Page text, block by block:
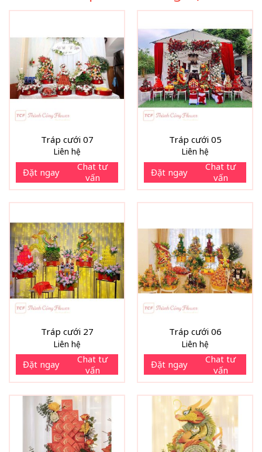
Tráp cưới 07
Liên hệ
Đặt ngay
Chat tư
vấn
Tráp cưới 05
Liên hệ
Đặt ngay
Chat tư
vấn
Tráp cưới 27
Liên hệ
Đặt ngay
Chat tư
vấn
Tráp cưới 06
Liên hệ
Đặt ngay
Chat tư
vấn